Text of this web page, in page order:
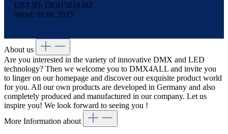
UST-ID: DE815018382
Stand: 01.01.2025
About us
Are you interested in the variety of innovative DMX and LED
technology? Then we welcome you to DMX4ALL and invite you
to linger on our homepage and discover our exquisite product world
for you. All our own products are developed in Germany and also
completely produced and manufactured in our company. Let us
inspire you! We look forward to seeing you !
More Information about